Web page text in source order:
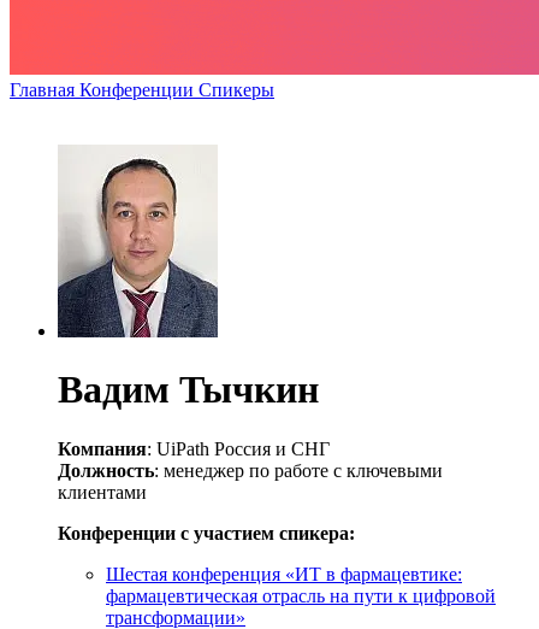
Главная Конференции Спикеры
Вадим Тычкин
Компания: UiPath Россия и СНГ
Должность: менеджер по работе с ключевыми
клиентами
Конференции с участием спикера:
Шестая конференция «ИТ в фармацевтике:
фармацевтическая отрасль на пути к цифровой
трансформации»